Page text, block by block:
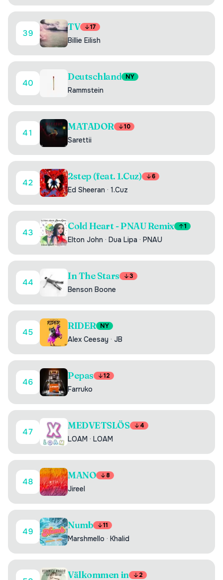
39
TV 17
Billie Eilish
40
Deutschland NY
Rammstein
41
MATADOR 10
Sarettii
42
2step (feat. 1.Cuz) 6
Ed Sheeran · 1.Cuz
43
Cold Heart - PNAU Remix 1
Elton John · Dua Lipa · PNAU
44
In The Stars 3
Benson Boone
45
RIDER NY
Alex Ceesay · JB
46
Pepas 12
Farruko
47
MEDVETSLÖS 4
LOAM · LOAM
48
MANO 8
Jireel
49
Numb 11
Marshmello · Khalid
Välkommen in 2